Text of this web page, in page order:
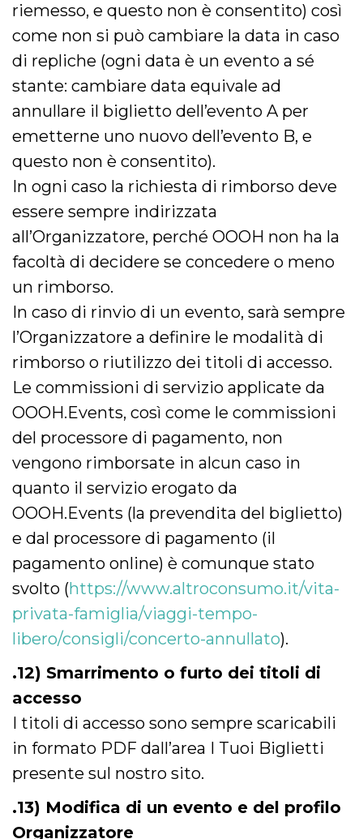
riemesso, e questo non è consentito) così
come non si può cambiare la data in caso
di repliche (ogni data è un evento a sé
stante: cambiare data equivale ad
annullare il biglietto dell’evento A per
emetterne uno nuovo dell’evento B, e
questo non è consentito).
In ogni caso la richiesta di rimborso deve
essere sempre indirizzata
all’Organizzatore, perché OOOH non ha la
facoltà di decidere se concedere o meno
un rimborso.
In caso di rinvio di un evento, sarà sempre
l’Organizzatore a definire le modalità di
rimborso o riutilizzo dei titoli di accesso.
Le commissioni di servizio applicate da
OOOH.Events, così come le commissioni
del processore di pagamento, non
vengono rimborsate in alcun caso in
quanto il servizio erogato da
OOOH.Events (la prevendita del biglietto)
e dal processore di pagamento (il
pagamento online) è comunque stato
svolto (https://www.altroconsumo.it/vita-
privata-famiglia/viaggi-tempo-
libero/consigli/concerto-annullato).
.12) Smarrimento o furto dei titoli di
accesso
I titoli di accesso sono sempre scaricabili
in formato PDF dall’area I Tuoi Biglietti
presente sul nostro sito.
.13) Modifica di un evento e del profilo
Organizzatore